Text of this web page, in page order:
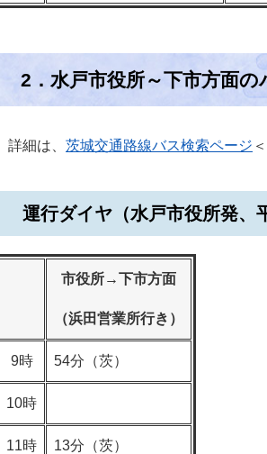
2．水戸市役所～下市方面の
詳細は、 茨城交通路線バス検索ページ
運行ダイヤ（水戸市役所発、
市役所→下市方面
（浜田営業所行き）
9時 54分（茨）
10時
11時 13分（茨）